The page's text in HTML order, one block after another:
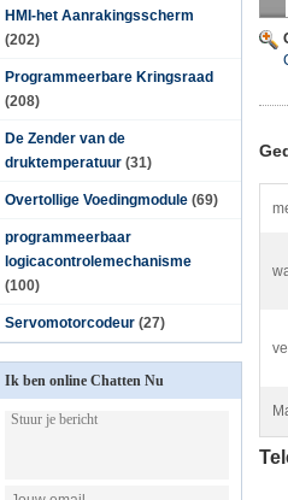
HMI-het Aanrakingsscherm
(202)
Programmeerbare Kringsraad
(208)
De Zender van de
druktemperatuur (31)
Overtollige Voedingmodule (69)
programmeerbaar
logicacontrolemechanisme
(100)
Servomotorcodeur (27)
Ik ben online Chatten Nu